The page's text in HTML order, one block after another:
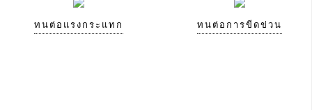
ทนต่อแรงกระแทก ทนต่อการขีดข่วน